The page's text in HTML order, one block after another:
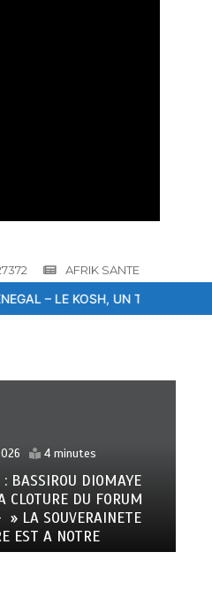
AFRIK SANTE
DE NOUVELLES DROGUES AU
4 minutes
: BASSIROU DIOMAYE
CLOTURE DU FORUM
LA SOUVERAINETE
EST A NOTRE